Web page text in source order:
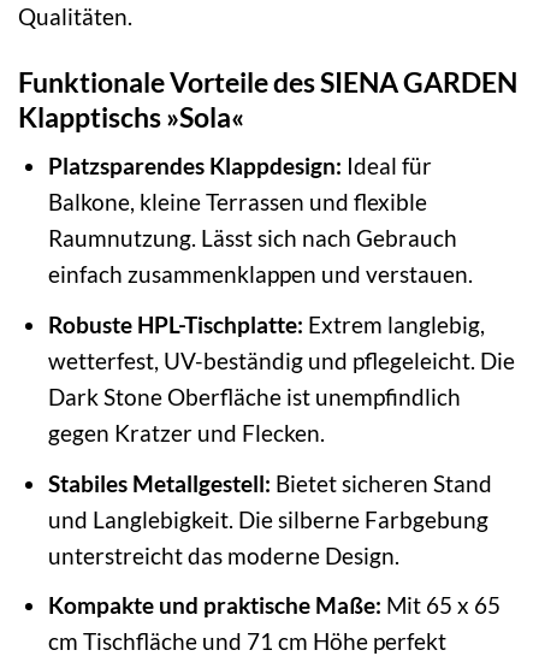
Qualitäten.
Funktionale Vorteile des SIENA GARDEN
Klapptischs »Sola«
Platzsparendes Klappdesign: Ideal für
Balkone, kleine Terrassen und flexible
Raumnutzung. Lässt sich nach Gebrauch
einfach zusammenklappen und verstauen.
Robuste HPL-Tischplatte: Extrem langlebig,
wetterfest, UV-beständig und pflegeleicht. Die
Dark Stone Oberfläche ist unempfindlich
gegen Kratzer und Flecken.
Stabiles Metallgestell: Bietet sicheren Stand
und Langlebigkeit. Die silberne Farbgebung
unterstreicht das moderne Design.
Kompakte und praktische Maße: Mit 65 x 65
cm Tischfläche und 71 cm Höhe perfekt